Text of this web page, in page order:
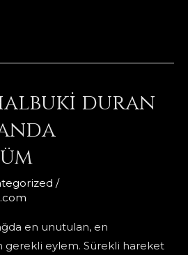
duran
/
en unutulan, en
gerekli eylem. Sürekli hareket